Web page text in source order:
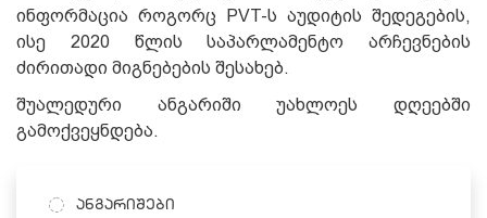
ინფორმაცია როგორც PVT-ს აუდიტის შედეგების,
ისე 2020 წლის საპარლამენტო არჩევნების
ძირითადი მიგნებების შესახებ.
შუალედური ანგარიში უახლოეს დღეებში
გამოქვეყნდება.
ანგარიშები